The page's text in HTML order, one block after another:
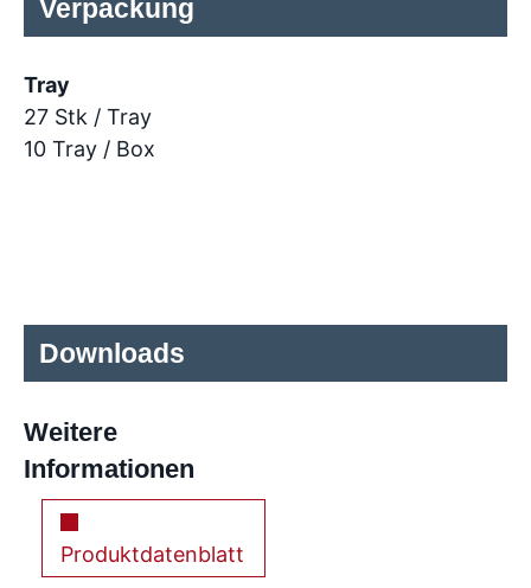
Verpackung
Tray
27 Stk / Tray
10 Tray / Box
Downloads
Weitere
Informationen
Produktdatenblatt